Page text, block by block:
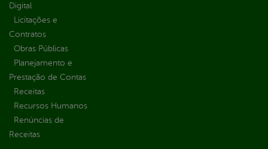
Digital
Licitações e
Contratos
Obras Públicas
Planejamento e
Prestação de Contas
Receitas
Recursos Humanos
Renúncias de
Receitas